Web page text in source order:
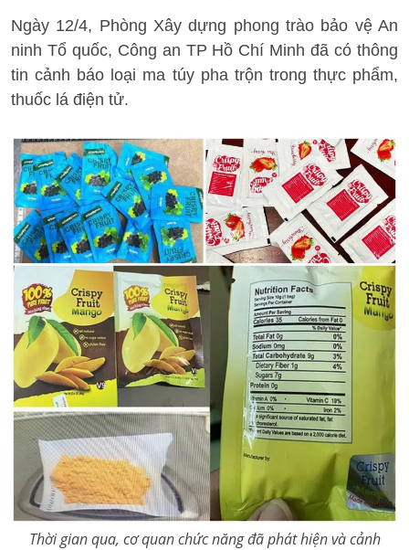
Ngày 12/4, Phòng Xây dựng phong trào bảo vệ An
ninh Tổ quốc, Công an TP Hồ Chí Minh đã có thông
tin cảnh báo loại ma túy pha trộn trong thực phẩm,
thuốc lá điện tử.
Thời gian qua, cơ quan chức năng đã phát hiện và cảnh